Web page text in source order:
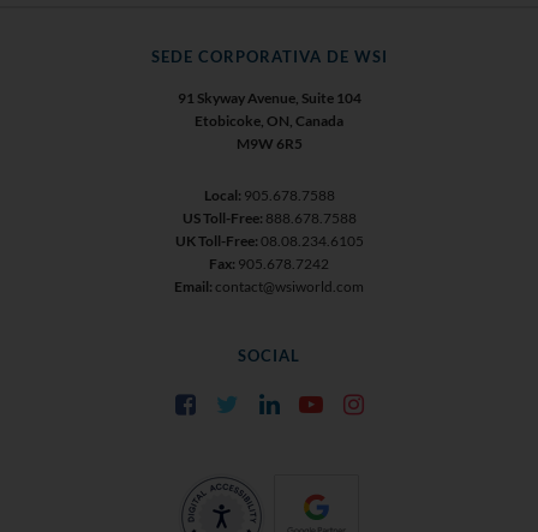
SEDE CORPORATIVA DE WSI
91 Skyway Avenue, Suite 104
Etobicoke, ON, Canada
M9W 6R5
Local: 905.678.7588
US Toll-Free: 888.678.7588
UK Toll-Free: 08.08.234.6105
Fax: 905.678.7242
Email: contact@wsiworld.com
SOCIAL
FacebookTwitter LinkedInYouTube